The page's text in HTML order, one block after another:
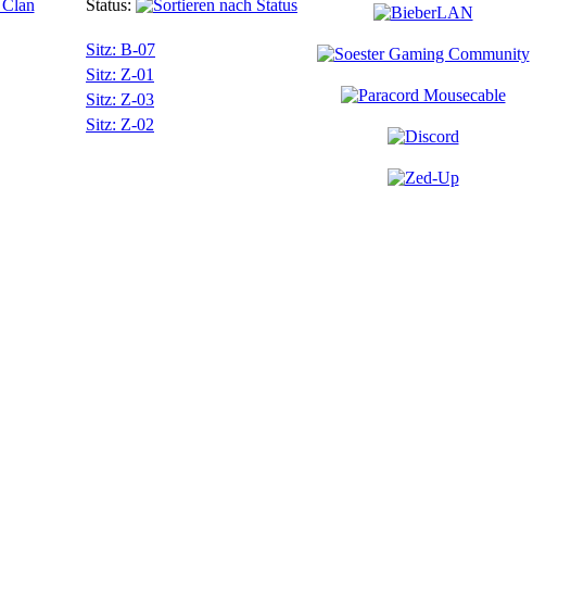
Status:
Sitz: B-07
Sitz: Z-01
Sitz: Z-03
Sitz: Z-02